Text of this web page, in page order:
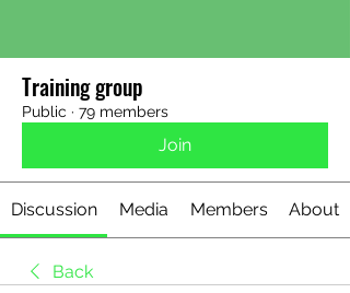
Training group
Public · 79 members
Join
Discussion Media Members About
Back